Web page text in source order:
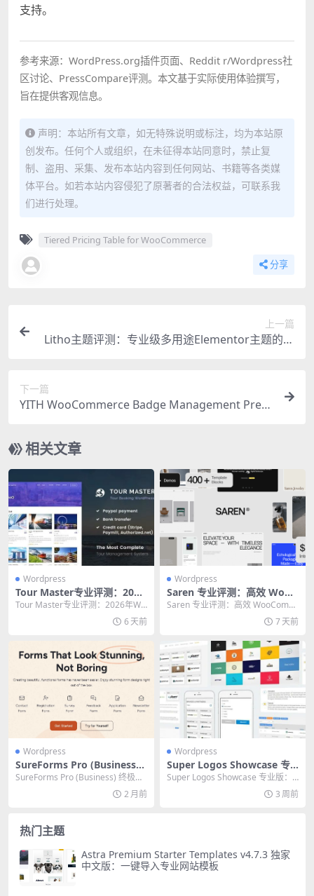
支持。
参考来源：WordPress.org插件页面、Reddit r/Wordpress社
区讨论、PressCompare评测。本文基于实际使用体验撰写，
旨在提供客观信息。
声明：本站所有文章，如无特殊说明或标注，均为本站原
创发布。任何个人或组织，在未征得本站同意时，禁止复
制、盗用、采集、发布本站内容到任何网站、书籍等各类媒
体平台。如若本站内容侵犯了原著者的合法权益，可联系我
们进行处理。
Tiered Pricing Table for WooCommerce
分享
上一篇
Litho主题评测：专业级多用途Elementor主题的终
下一篇
YITH WooCommerce Badge Management Prem
相关文章
Wordpress
Tour Master专业评测：2026
年WordPress旅游预订插件的
Tour Master专业评测：2026年Wo
rdPress旅游预订插件的终极选...
6 天前
Wordpress
Saren 专业评测：高效 WooC
ommerce 主题的终极使用指
Saren 专业评测：高效 WooComm
erce 主题的终极使用指南 核心提
7 天前
Wordpress
SureForms Pro (Business)
终极评测：AI驱动的WordPre
SureForms Pro (Business) 终极评
2 月前
Wordpress
Super Logos Showcase 专
业版：WordPress 必备高效
徽标展示终极指南
Super Logos Showcase 专业版：
3 周前
热门主题
Astra Premium Starter Templates v4.7.3 独家
中文版：一键导入专业网站模板